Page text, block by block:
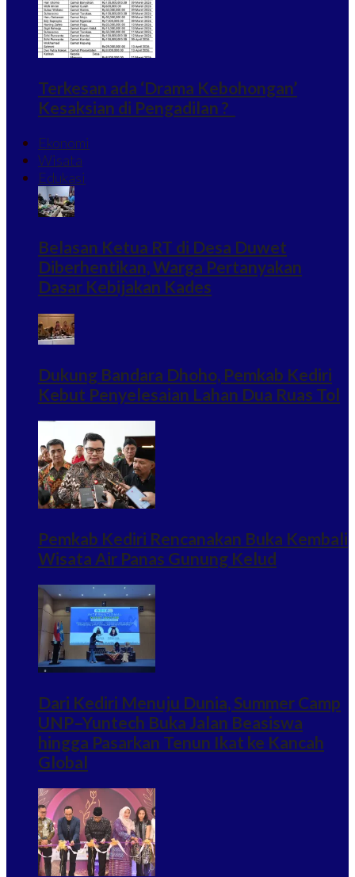
Terkesan ada ‘Drama Kebohongan’
Kesaksian di Pengadilan ?
Ekonomi
Wisata
Edukasi
Belasan Ketua RT di Desa Duwet
Diberhentikan, Warga Pertanyakan
Dasar Kebijakan Kades
Dukung Bandara Dhoho, Pemkab Kediri
Kebut Penyelesaian Lahan Dua Ruas Tol
Pemkab Kediri Rencanakan Buka Kembali
Wisata Air Panas Gunung Kelud
Dari Kediri Menuju Dunia, Summer Camp
UNP–Yuntech Buka Jalan Beasiswa
hingga Pasarkan Tenun Ikat ke Kancah
Global